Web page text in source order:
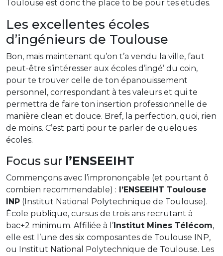
Toulouse est donc the place to be pour tes études.
Les excellentes écoles
d’ingénieurs de Toulouse
Bon, mais maintenant qu’on t’a vendu la ville, faut
peut-être s’intéresser aux écoles d’ingé’ du coin,
pour te trouver celle de ton épanouissement
personnel, correspondant à tes valeurs et qui te
permettra de faire ton insertion professionnelle de
manière clean et douce. Bref, la perfection, quoi, rien
de moins. C’est parti pour te parler de quelques
écoles.
Focus sur l’ENSEEIHT
Commençons avec l’imprononçable (et pourtant ô
combien recommendable) : l’ENSEEIHT Toulouse
INP (Institut National Polytechnique de Toulouse).
École publique, cursus de trois ans recrutant à
bac+2 minimum. Affiliée à l’Institut Mines Télécom,
elle est l’une des six composantes de Toulouse INP,
ou Institut National Polytechnique de Toulouse. Les